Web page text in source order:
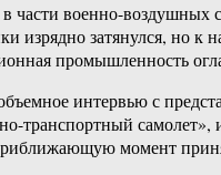
военно-воздушных
изрядно затянулся,
промышленность
интервью с
самолет»,
момент